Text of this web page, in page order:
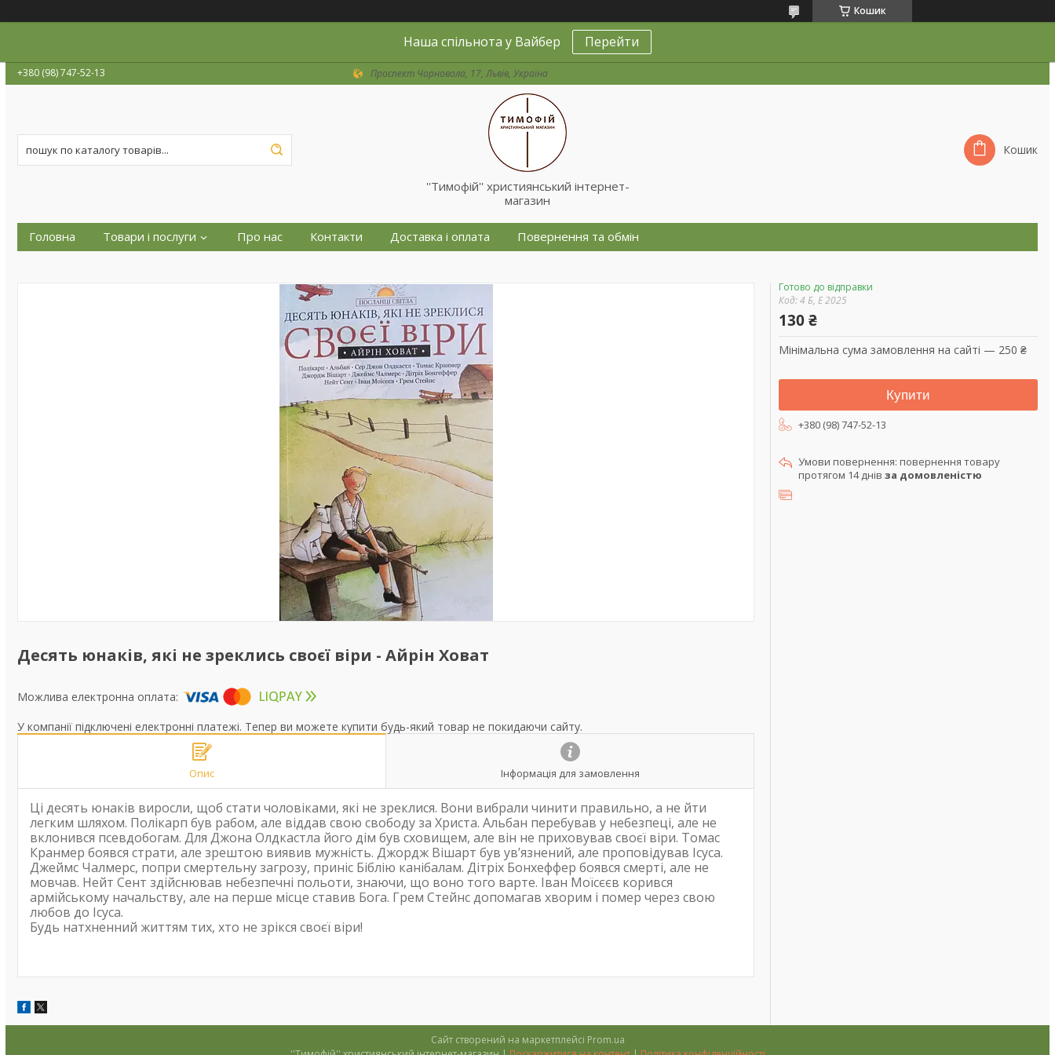
Кошик
Наша спільнота у Вайбер Перейти
+380 (98) 747-52-13 Проспект Чорновола, 17, Львів, Україна
''Тимофій'' християнський інтернет-
магазин
Кошик
Головна Товари і послуги Про нас Контакти Доставка і оплата Повернення та обмін
Десять юнаків, які не зреклись своєї віри - Айрін Ховат
У компанії підключені електронні платежі. Тепер ви можете купити будь-який товар не покидаючи сайту.
Опис Інформація для замовлення
Ці десять юнаків виросли, щоб стати чоловіками, які не зреклися. Вони вибрали чинити правильно, а не йти
легким шляхом. Полікарп був рабом, але віддав свою свободу за Христа. Альбан перебував у небезпеці, але не
вклонився псевдобогам. Для Джона Олдкастла його дім був сховищем, але він не приховував своєї віри. Томас
Кранмер боявся страти, але зрештою виявив мужність. Джордж Вішарт був ув’язнений, але проповідував Ісуса.
Джеймс Чалмерс, попри смертельну загрозу, приніс Біблію канібалам. Дітріх Бонхеффер боявся смерті, але не
мовчав. Нейт Сент здійснював небезпечні польоти, знаючи, що воно того варте. Іван Моїсєєв корився
армійському начальству, але на перше місце ставив Бога. Грем Стейнс допомагав хворим і помер через свою
любов до Ісуса.
Будь натхненний життям тих, хто не зрікся своєї віри!
Готово до відправки
Код:4 Б, Е 2025
130 ₴
Мінімальна сума замовлення на сайті — 250 ₴
Купити
+380 (98) 747-52-13
повернення товару
протягом 14 днів за домовленістю
Сайт створений на маркетплейсі Prom.ua